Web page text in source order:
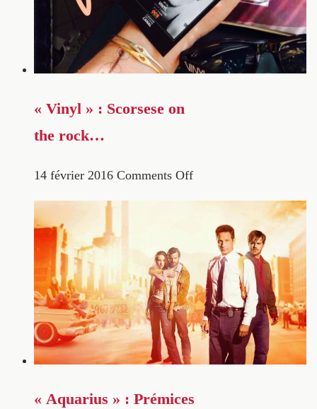
« Vinyl » : Scorsese on
the rock…
14 février 2016 Comments Off
« Aquarius » : Prémices